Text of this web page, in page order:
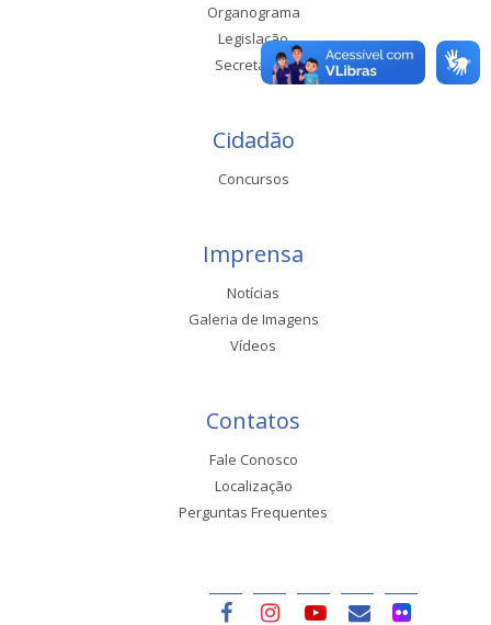
Organograma
Legislação
Secretarias
Cidadão
Concursos
Imprensa
Notícias
Galeria de Imagens
Vídeos
Contatos
Fale Conosco
Localização
Perguntas Frequentes